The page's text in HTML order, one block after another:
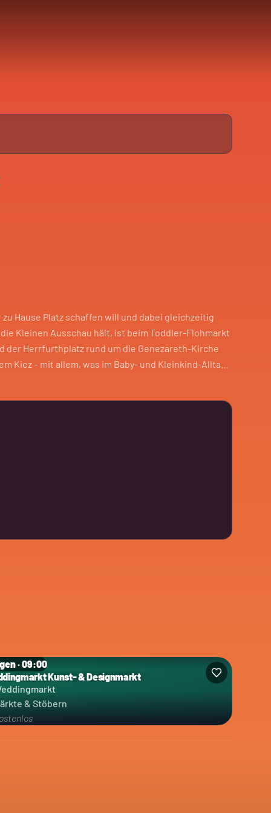
Hause Platz schaffen will und dabei gleichzeitig
Kleinen Ausschau hält, ist beim Toddler-Flohmarkt
der Herrfurthplatz rund um die Genezareth-Kirche
Kiez – mit allem, was im Baby- und Kleinkind-Alltag
und Dinge, die schon zu klein geworden
ist das Ganze auch ein bisschen Nachbarschafts-
fast immer bekannte Gesichter entdeckt.
· 09:00
Kunst- & Designmarkt
& Stöbern